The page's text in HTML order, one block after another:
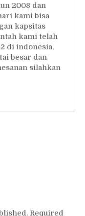
2008 dan
kami bisa
kapsitas
kami telah
di indonesia,
besar dan
silahkan
Required